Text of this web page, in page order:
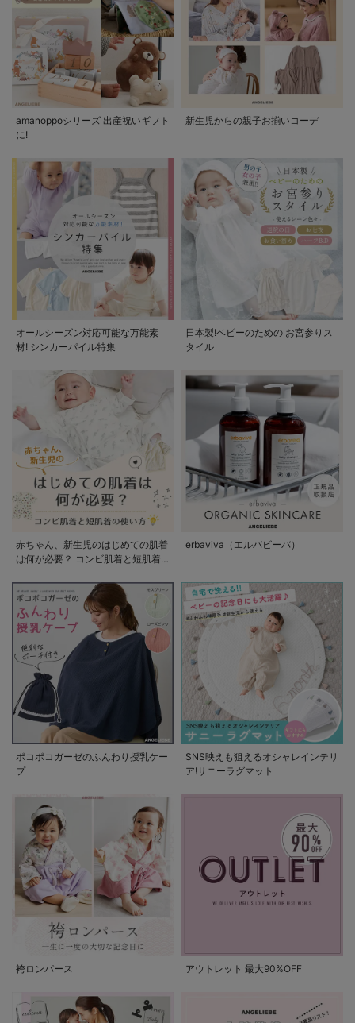
amanoppoシリーズ 出産祝いギフト
に!
新生児からの親子お揃いコーデ
オールシーズン対応可能な万能素
材! シンカーパイル特集
日本製!ベビーのための お宮参りス
タイル
赤ちゃん、新生児のはじめての肌着
は何が必要？ コンビ肌着と短肌着
erbaviva（エルバビーバ）
ポコポコガーゼのふんわり授乳ケー
プ
SNS映えも狙えるオシャレインテリ
ア!サニーラグマット
袴ロンパース アウトレット 最大90%OFF